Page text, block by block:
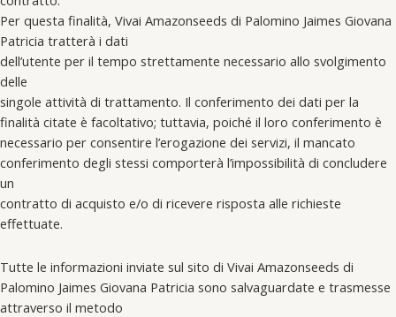
Per questa finalità, Vivai Amazonseeds di Palomino Jaimes Giovana
Patricia tratterà i dati
dell’utente per il tempo strettamente necessario allo svolgimento
delle
singole attività di trattamento. Il conferimento dei dati per la
finalità citate è facoltativo; tuttavia, poiché il loro conferimento è
necessario per consentire l’erogazione dei servizi, il mancato
conferimento degli stessi comporterà l’impossibilità di concludere
un
contratto di acquisto e/o di ricevere risposta alle richieste
effettuate.
Tutte le informazioni inviate sul sito di Vivai Amazonseeds di
Palomino Jaimes Giovana Patricia sono salvaguardate e trasmesse
attraverso il metodo